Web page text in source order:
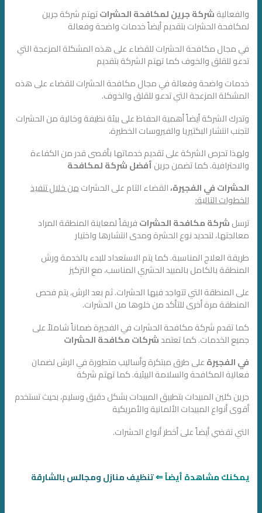
والفعاليةشركة جرين لمكافحة الحشراتتهتم شركة جرين
لمكافحة الحشرات بتقديم أيضاً خدمات واضحة وفعالة
في مجال مكافحة الحشرات للقضاء على هذه المشكلة المزعجة التي
تدعو للقلق والخوف كما تهتم الشركة بتقديم
خدمات واضحة وفعالة في مجال مكافحة الحشرات للقضاء على هذه
المشكلة المزعجة التي تدعو للقلق والخوف.
وتدرك الشركة أيضاً أهمية الحفاظ على بيئة نظيفة وخالية من الحشرات
لتجنب انتشار البكتيريا والفيروسات الخطيرة،
ولهذا تحرص الشركة على تقديم خدماتها بأقصى قدر من الكفاءة
والاحترافية. كما تضمن جرينأفضل شركة لمكافحة
الحشرات في الفجيرة،القضاء التام على الحشراتمن خلال تنفيذ
الخطوات التالية:
ترسلشركة مكافحة الحشراتفريقاً لمعاينة المنطقة المراد
معالجتها، لتحديد نوع الحشرة ومدى انتشارها واختيار
طريقة العلاج المناسبة. كما يتم الاستعداد للبدء بالخدمة ورش
المنطقة بالكامل بالمبيد الحشري المناسب، مع التركيز
على المنطقة التي تتواجد فيها الحشرات. ثم بعد الرش، يتم فحص
المنطقة مرة أخرى للتأكد من خلوها من الحشرات.
كما تقدم شركة مكافحة الحشرات في الفجيرة ضماناً شاملاً على
جميع الخدمات. كما تعتمدشركات مكافحة الحشرات
في الفجيرةعلى طرق مبتكرة وأساليب متطورة في الرش لضمان
فعالية المكافحة والسلامة البيئية. كما تهتم شركة
جرين كلين المبيدات بتطبيق المبيدات بشكل دقيق وسليم، بحيث تستخدم
أقوى أنواع المبيدات الألمانية والأمريكية
التي تقضي أيضاً على أخطر أنواع الحشرات.
يمكنك مشاهدة أيضاً ⇐تنظيف منازل ومجالس بالشارقة